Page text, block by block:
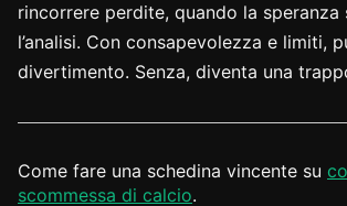
rincorrere perdite, quando la speranza
l’analisi. Con consapevolezza e limiti,
divertimento. Senza, diventa una
Come fare una schedina vincente su
scommessa di calcio.